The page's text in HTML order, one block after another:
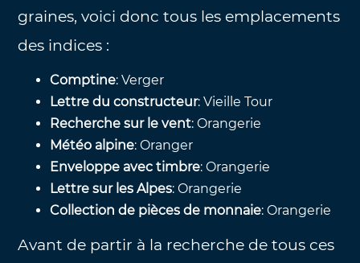
graines, voici donc tous les emplacements
des indices :
Comptine: Verger
Lettre du constructeur: Vieille Tour
Recherche sur le vent: Orangerie
Météo alpine: Oranger
Enveloppe avec timbre: Orangerie
Lettre sur les Alpes: Orangerie
Collection de pièces de monnaie: Orangerie
Avant de partir à la recherche de tous ces